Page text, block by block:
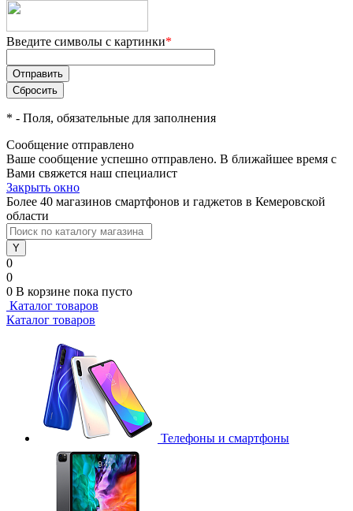
Введите символы с картинки*
* - Поля, обязательные для заполнения
Сообщение отправлено
Ваше сообщение успешно отправлено. В ближайшее время с
Вами свяжется наш специалист
Закрыть окно
Более 40 магазинов смартфонов и гаджетов в Кемеровской
области
0
0
0 В корзине пока пусто
Каталог товаров
Каталог товаров
Телефоны и смартфоны